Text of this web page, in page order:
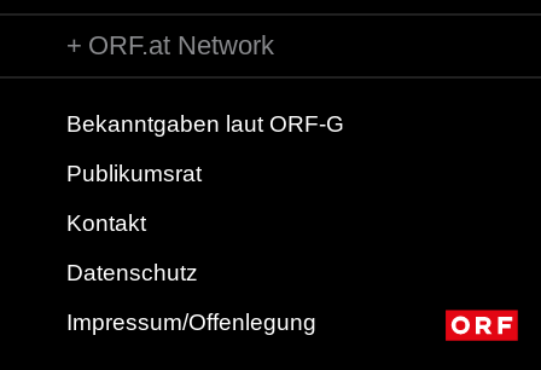
ORF.at Network
Bekanntgaben laut ORF-G
Publikumsrat
Kontakt
Datenschutz
Impressum/Offenlegung